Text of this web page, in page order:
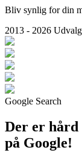
Bliv synlig for din
2013 - 2026
Google Search
Der er hård
på Google!